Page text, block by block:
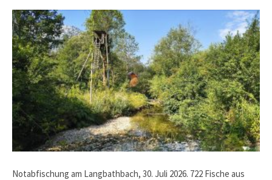
Notabfischung am Langbathbach, 30. Juli 2026. 722 Fische aus